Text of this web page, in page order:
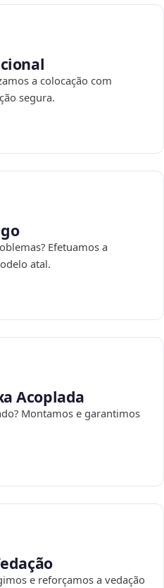
a colocação com
segura.
Efetuamos a
atal.
Acoplada
Montamos e garantimos
e reforçamos a vedação